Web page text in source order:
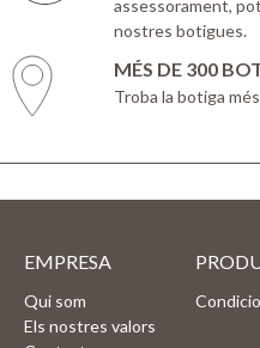
assessorament,
nostres botigues.
MÉS DE 300
Troba la botiga
EMPRESA
Qui som
Els nostres valors